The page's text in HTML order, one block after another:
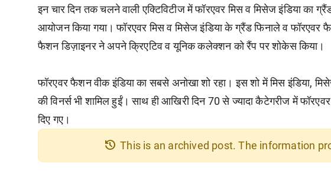
इन चार दिन तक चलने वाली एक्टिविटीज में फॉरएवर मिस व मिसेज इंडिया का
आयोजन किया गया। फॉरएवर मिस व मिसेज इंडिया के ग्रैंड फिनाले व फॉरएवर
फैशन डिज़ाइनर ने अपने क्रिएटिव व यूनिक कलेक्शन को रैंप पर शोकेस किया।
फॉरएवर फैशन वीक इंडिया का सबसे अनोखा शो रहा। इस शो में मिस इंडिया,
की विनर्स भी शामिल हुईं। साथ ही आखिरी दिन 70 से ज्यादा कैटेगरीज में
दिए गए।
history This is an archived post. The information